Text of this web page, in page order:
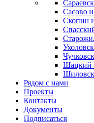
Сасово
Скопин
Шацкий
Рядом с нами
Проекты
Контакты
Документы
Подписаться